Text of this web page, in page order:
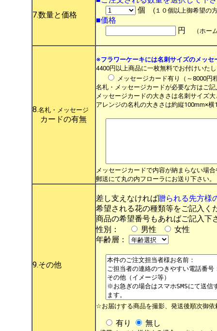
7.数量と価格
個
(１０個以上御希望の
■価格
円
（ホー
8.名札・メッセージ
カードの有無
※フラワーケーキには名刺サイズのメッセ
4400円以上商品に一枚無料でお付けいた
メッセージカード有り（～8000
名札・メッセージカードが必要な方はご
メッセージカードの大きさは名刺サイズ
アレンジの名札の大きさは約縦100mm×横
メッセージカードで内容が納まらない場
郵送にて丸の内フローラにお送り下さい
9.その他
差し支えなければ贈られる先方様
希望される花の種類等をご記入く
商品の希望番号もあればご記入下
性別：
男性
女性
年齢層：
☆お届けする商品を撮影、発送後順次御
有り 無し